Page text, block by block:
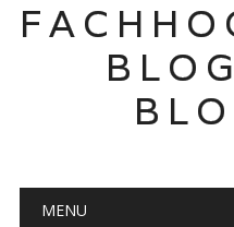
Hauptmenü
MENU